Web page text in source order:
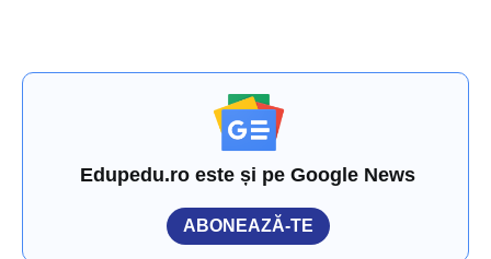
Edupedu.ro este și pe Google News
ABONEAZĂ-TE